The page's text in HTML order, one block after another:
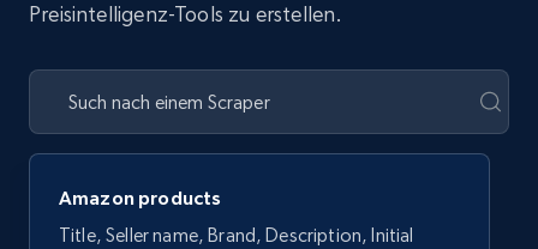
Preisintelligenz-Tools zu erstellen.
Amazon products
Title, Seller name, Brand, Description, Initial